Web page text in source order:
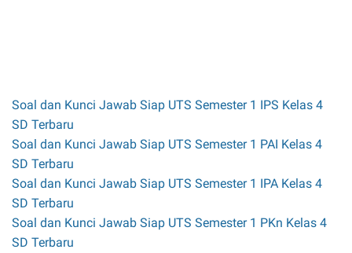
Soal dan Kunci Jawab Siap UTS Semester 1 IPS Kelas 4
SD Terbaru
Soal dan Kunci Jawab Siap UTS Semester 1 PAI Kelas 4
SD Terbaru
Soal dan Kunci Jawab Siap UTS Semester 1 IPA Kelas 4
SD Terbaru
Soal dan Kunci Jawab Siap UTS Semester 1 PKn Kelas 4
SD Terbaru